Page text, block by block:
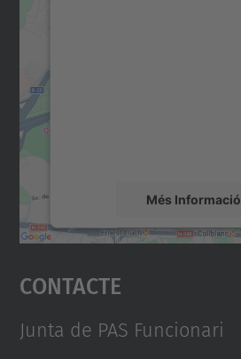
Més Informació
Accepta
powered by
Contacte
Junta de PAS Funcionari